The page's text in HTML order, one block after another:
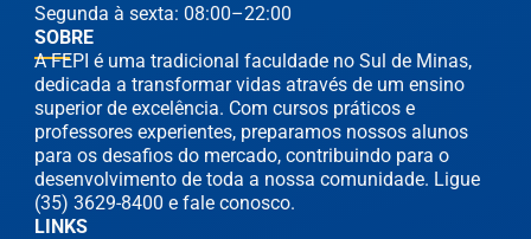
SOBRE
A FEPI é uma tradicional faculdade no Sul de Minas,
dedicada a transformar vidas através de um ensino
superior de excelência. Com cursos práticos e
professores experientes, preparamos nossos alunos
para os desafios do mercado, contribuindo para o
desenvolvimento de toda a nossa comunidade. Ligue
(35) 3629-8400 e fale conosco.
LINKS
Segunda à sexta: 08:00–22:00